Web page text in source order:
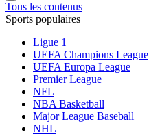
Tous les contenus
Sports populaires
Ligue 1
UEFA Champions League
UEFA Europa League
Premier League
NFL
NBA Basketball
Major League Baseball
NHL